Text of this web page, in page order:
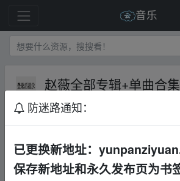
音乐
赵薇全部专辑+单曲合
藏下载吧！！！
合集
打包
防迷路通知：
已更换新地址：
保存新地址和永久发布页为书签